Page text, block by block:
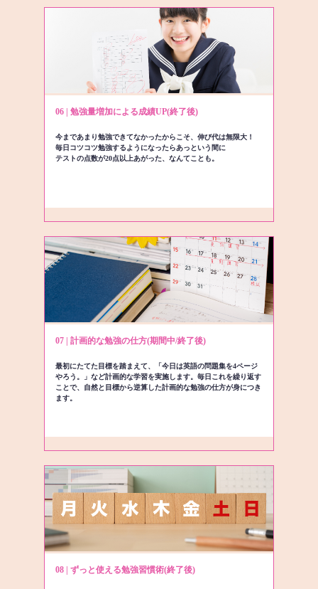
06 | 勉強量増加による成績UP(終了後)
今まであまり勉強できてなかったからこそ、伸び代は無限大！
毎日コツコツ勉強するようになったらあっという間に
テストの点数が20点以上あがった、なんてことも。
07 | 計画的な勉強の仕方(期間中/終了後)
最初にたてた目標を踏まえて、「今日は英語の問題集を4ページ
やろう。」など計画的な学習を実施します。毎日これを繰り返す
ことで、自然と目標から逆算した計画的な勉強の仕方が身につき
ます。
08 | ずっと使える勉強習慣術(終了後)